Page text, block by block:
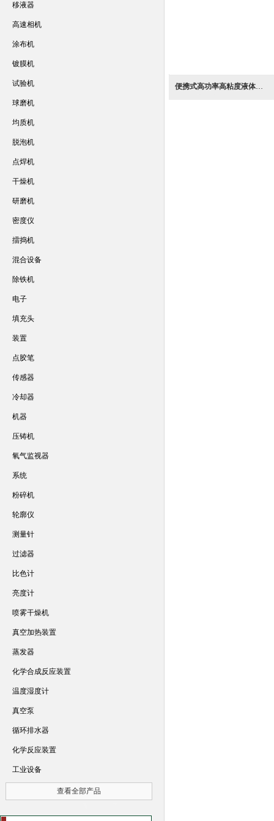
便携式高功率高粘度液体混合搅拌机
移液器
高速相机
涂布机
镀膜机
试验机
球磨机
均质机
脱泡机
点焊机
干燥机
研磨机
密度仪
擂捣机
混合设备
除铁机
电子
填充头
装置
点胶笔
传感器
冷却器
机器
压铸机
氧气监视器
系统
粉碎机
轮廓仪
测量针
过滤器
比色计
亮度计
喷雾干燥机
真空加热装置
蒸发器
化学合成反应装置
温度湿度计
真空泵
循环排水器
化学反应装置
工业设备
查看全部产品